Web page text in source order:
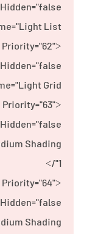
List"/>
Grid"/>
Shading
1"/>
Shading